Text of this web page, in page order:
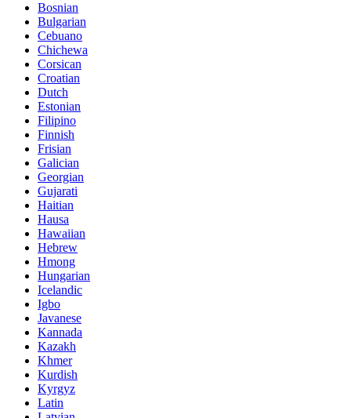
Bosnian
Bulgarian
Cebuano
Chichewa
Corsican
Croatian
Dutch
Estonian
Filipino
Finnish
Frisian
Galician
Georgian
Gujarati
Haitian
Hausa
Hawaiian
Hebrew
Hmong
Hungarian
Icelandic
Igbo
Javanese
Kannada
Kazakh
Khmer
Kurdish
Kyrgyz
Latin